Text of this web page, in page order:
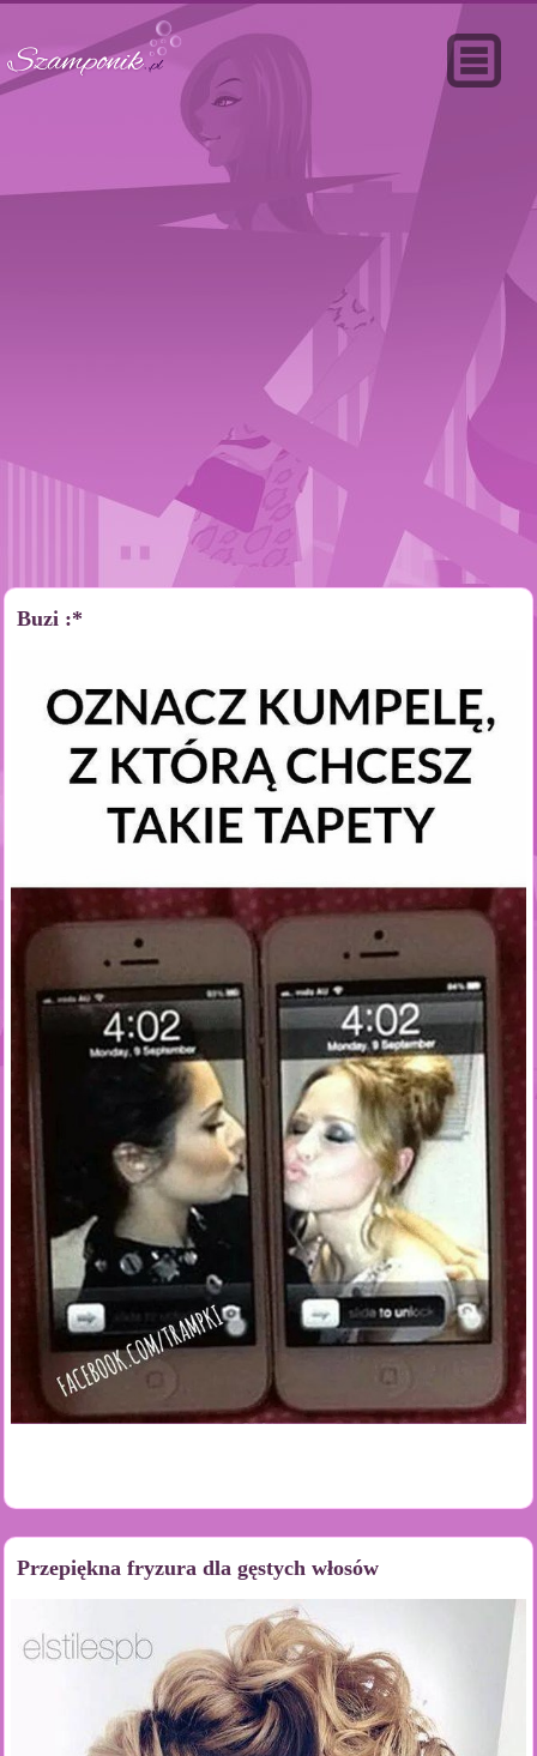
Buzi :*
Przepiękna fryzura dla gęstych włosów